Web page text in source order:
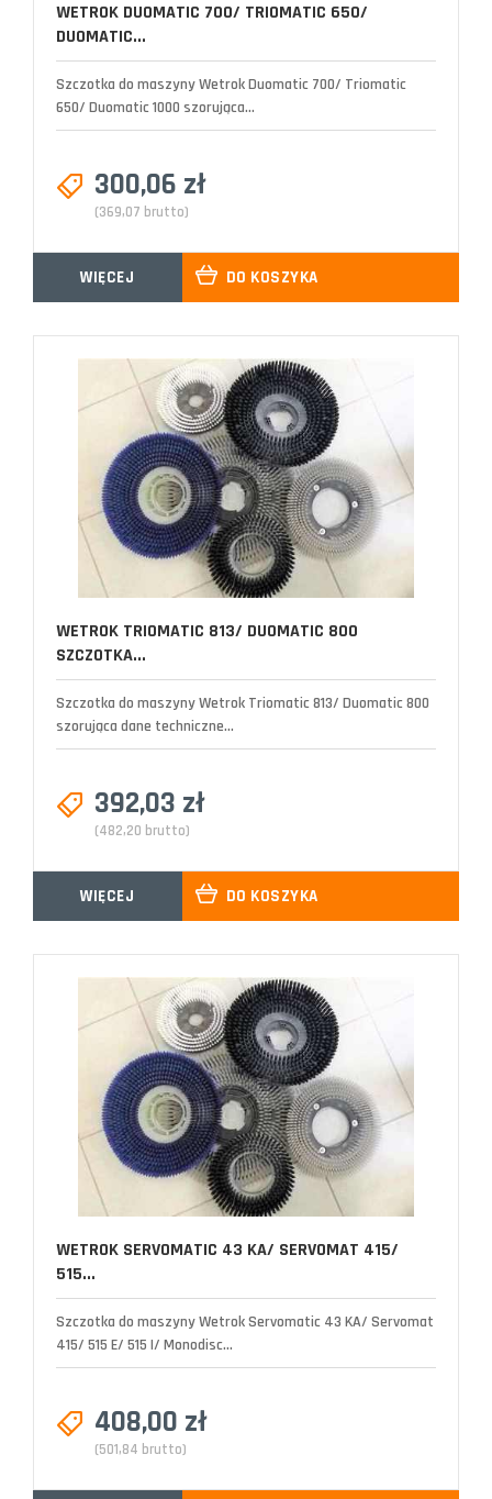
WETROK DUOMATIC 700/ TRIOMATIC 650/
DUOMATIC...
Szczotka do maszyny Wetrok Duomatic 700/ Triomatic
650/ Duomatic 1000 szorująca...
300,06 zł
(369,07 brutto)
WIĘCEJ DO KOSZYKA
WETROK TRIOMATIC 813/ DUOMATIC 800
SZCZOTKA...
Szczotka do maszyny Wetrok Triomatic 813/ Duomatic 800
szorująca dane techniczne...
392,03 zł
(482,20 brutto)
WIĘCEJ DO KOSZYKA
WETROK SERVOMATIC 43 KA/ SERVOMAT 415/
515...
Szczotka do maszyny Wetrok Servomatic 43 KA/ Servomat
415/ 515 E/ 515 I/ Monodisc...
408,00 zł
(501,84 brutto)